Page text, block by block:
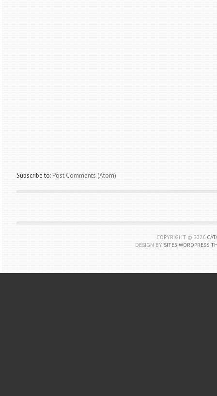
Subscribe to: Post Comments (Atom)
COPYRIGHT © 2026
DESIGN BY SITE5 WORDPRESS